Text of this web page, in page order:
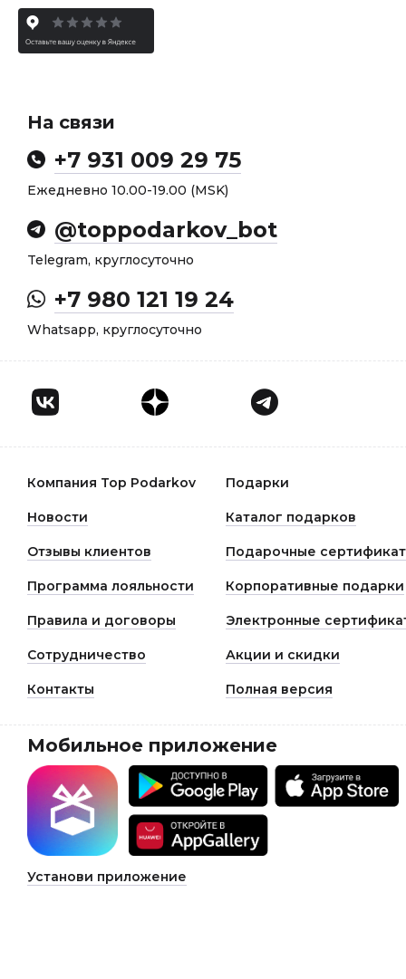
На связи
+7 931 009 29 75
Ежедневно 10.00-19.00 (MSK)
@toppodarkov_bot
Telegram, круглосуточно
+7 980 121 19 24
Whatsapp, круглосуточно
Компания Top Podarkov Подарки
Новости Каталог подарков
Отзывы клиентов Подарочные
Программа лояльности Корпоративные подарки
Правила и договоры Электронные
Сотрудничество Акции и скидки
Контакты Полная версия
Мобильное приложение
Установи приложение